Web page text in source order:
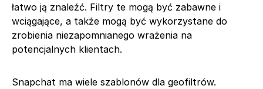
łatwo ją znaleźć. Filtry te mogą być zabawne i
wciągające, a także mogą być wykorzystane do
zrobienia niezapomnianego wrażenia na
potencjalnych klientach.
Snapchat ma wiele szablonów dla geofiltrów.